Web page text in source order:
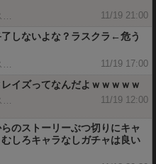
11/19 21:00
ラストクラウディア（ラスクラ）攻略まとめGS
了しないよな？ラスクラ←危う
11/19 17:00
ラストクラウディア（ラスクラ）攻略まとめGS
イズってなんだよｗｗｗｗｗ
11/19 12:00
ラストクラウディア（ラスクラ）攻略まとめGS
らのストーリーぶつ切りにキャ
ろキャラなしガチャは良い